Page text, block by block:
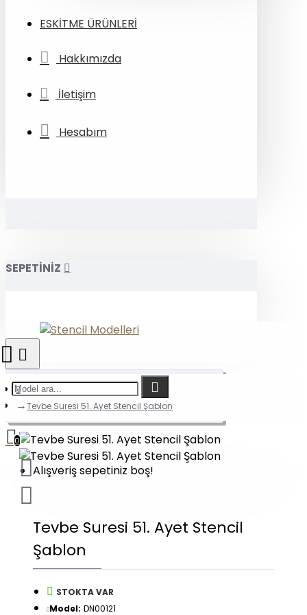
ESKİTME ÜRÜNLERİ
Hakkımızda
İletişim
Hesabım
SEPETİNİZ
0
Alışveriş sepetiniz boş!
Tevbe Suresi 51. Ayet Stencil Şablon
Tevbe Suresi 51. Ayet Stencil
Şablon
STOKTA VAR
Model: DN00121